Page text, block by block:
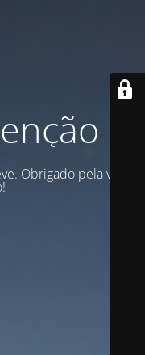
Obrigado pela vossa